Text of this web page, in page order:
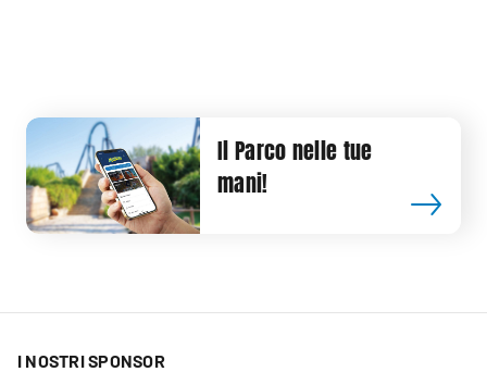
Il Parco nelle tue
mani!
I NOSTRI SPONSOR